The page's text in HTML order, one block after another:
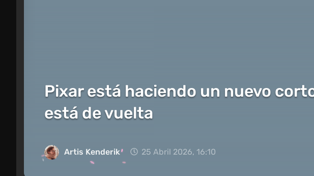
Pixar está haciendo un nuevo
está de vuelta
Artis Kenderik 25 Abril 2026, 16:10